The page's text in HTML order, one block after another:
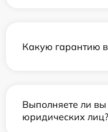
Какую гарантию
Выполняете ли
юридических лиц?